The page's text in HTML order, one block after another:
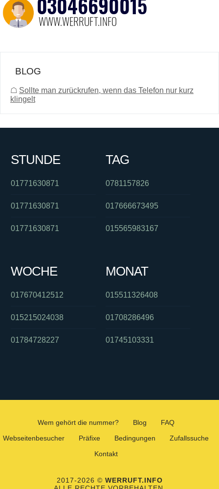
BLOG
☖ Sollte man zurückrufen, wenn das Telefon nur kurz
klingelt
STUNDE
01771630871
01771630871
01771630871
TAG
0781157826
017666673495
015565983167
WOCHE
017670412512
015215024038
01784728227
MONAT
015511326408
01708286496
01745103331
Wem gehört die nummer? Blog
FAQ
Webseitenbesucher
Präfixe Bedingungen
Zufallssuche
Kontakt
2017-2026 © WERRUFT.INFO